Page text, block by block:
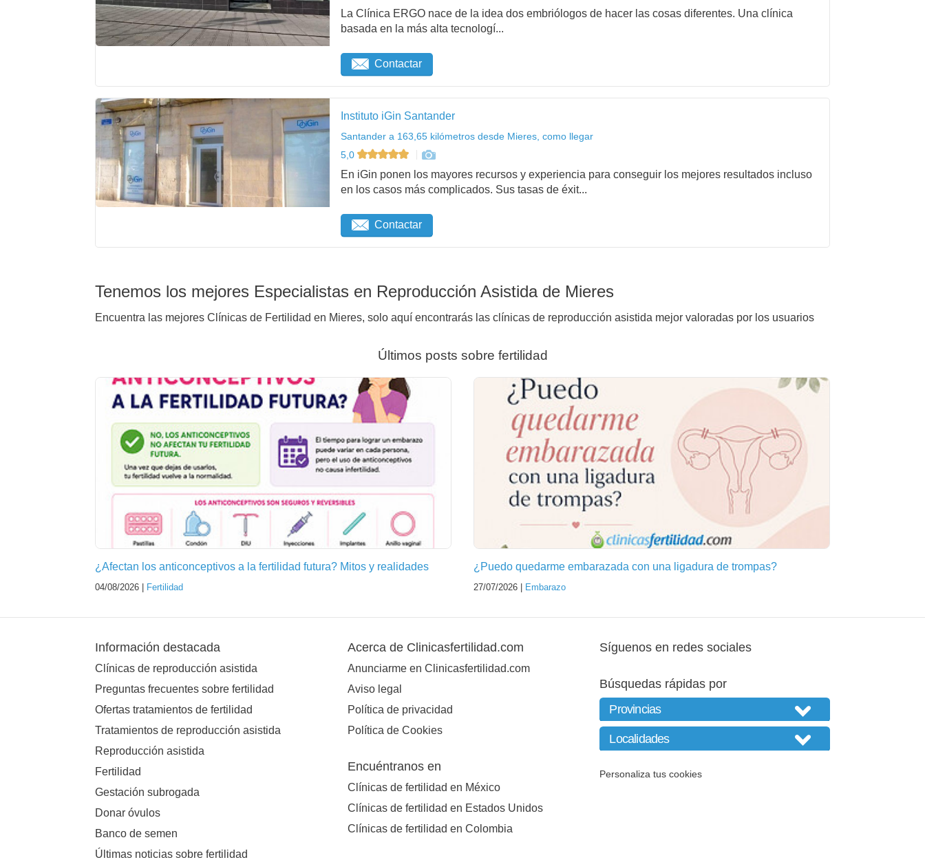
La Clínica ERGO nace de la idea dos embriólogos de hacer las cosas diferentes. Una clínica
basada en la más alta tecnologí...
Contactar
Instituto iGin Santander
Santander a 163,65 kilómetros desde Mieres, como llegar
5,0
En iGin ponen los mayores recursos y experiencia para conseguir los mejores resultados incluso
en los casos más complicados. Sus tasas de éxit...
Contactar
Tenemos los mejores Especialistas en Reproducción Asistida de Mieres
Encuentra las mejores Clínicas de Fertilidad en Mieres, solo aquí encontrarás las clínicas de reproducción asistida mejor valoradas por los usuarios
Últimos posts sobre fertilidad
¿Afectan los anticonceptivos a la fertilidad futura? Mitos y realidades
04/08/2026 | Fertilidad
¿Puedo quedarme embarazada con una ligadura de trompas?
27/07/2026 | Embarazo
Información destacada
Clínicas de reproducción asistida
Preguntas frecuentes sobre fertilidad
Ofertas tratamientos de fertilidad
Tratamientos de reproducción asistida
Reproducción asistida
Fertilidad
Gestación subrogada
Donar óvulos
Banco de semen
Últimas noticias sobre fertilidad
Acerca de Clinicasfertilidad.com
Anunciarme en Clinicasfertilidad.com
Aviso legal
Política de privacidad
Política de Cookies
Encuéntranos en
Clínicas de fertilidad en México
Clínicas de fertilidad en Estados Unidos
Clínicas de fertilidad en Colombia
Síguenos en redes sociales
Búsquedas rápidas por
Personaliza tus cookies